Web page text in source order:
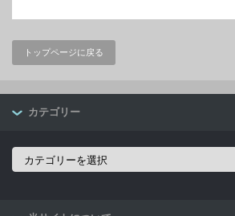
トップページに戻る
カテゴリー
カ